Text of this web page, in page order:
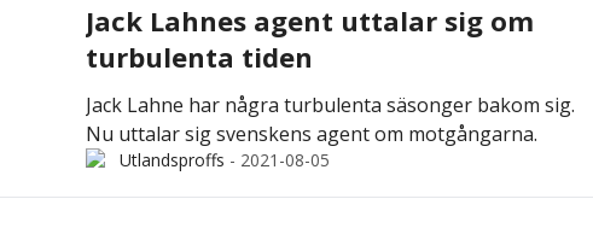
Jack Lahnes agent uttalar sig om
turbulenta tiden
Jack Lahne har några turbulenta säsonger bakom sig.
Nu uttalar sig svenskens agent om motgångarna.
Utlandsproffs - 2021-08-05